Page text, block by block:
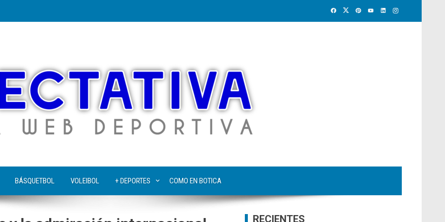
BÁSQUETBOL VOLEIBOL + DEPORTES COMO EN BOTICA
RECIENTES